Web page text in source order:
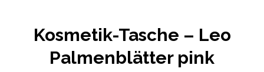
Kosmetik-Tasche – Leo
Palmenblätter pink